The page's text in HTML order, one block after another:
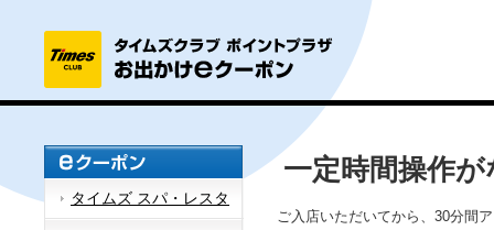
タイムズ スパ・レスタ
一定時間操作
ご入店いただいてから、30分間